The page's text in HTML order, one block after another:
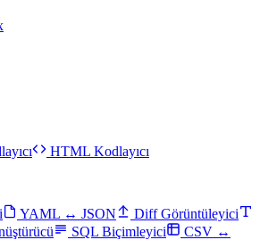
HTML Kodlayıcı
YAML ↔ JSON
Diff Görüntüleyici
SQL Biçimleyici
CSV ↔